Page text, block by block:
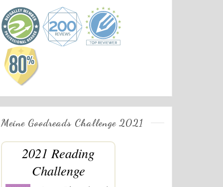
Meine Goodreads Challenge 2021
2021 Reading
Challenge